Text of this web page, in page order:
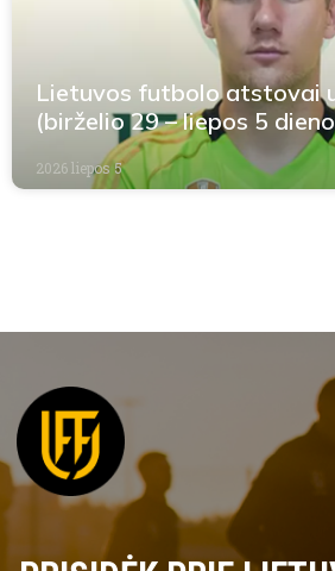
Lietuvos futbolo atstovai
(birželio 29 – liepos 5
2026 liepos 5